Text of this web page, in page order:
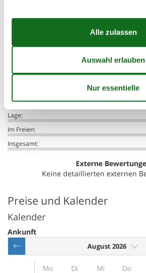
4,0
Zufahrtsstraße:
Küche:
Lage:
Im Freien:
Insgesamt:
Externe
Keine detaillierten externen
Preise und Kalender
Kalender
Ankunft
August 2026
Mo Di Mi Do